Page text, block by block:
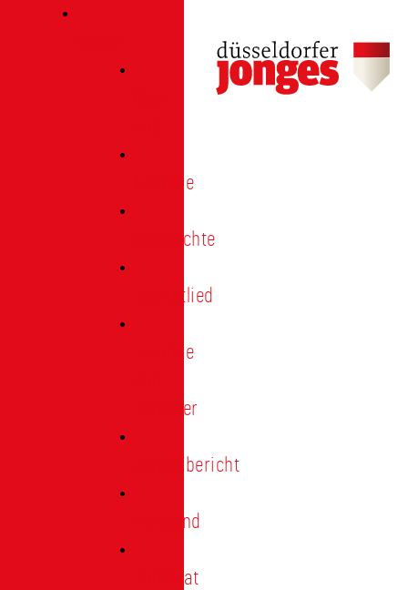
Termine
Geschichte
Heimatlied
Freunde
Förderer
Jahresbericht
Vorstand
Ehrenrat